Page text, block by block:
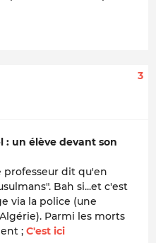
3
: un élève devant son
professeur dit qu'en
Bah si...et c'est
via la police (une
Parmi les morts
; C'est ici